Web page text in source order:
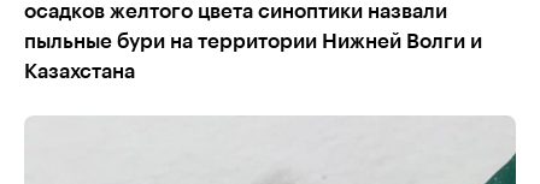
осадков желтого цвета синоптики назвали
пыльные бури на территории Нижней Волги и
Казахстана